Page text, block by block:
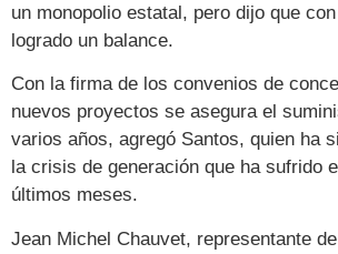
un monopolio estatal, pero dijo que
logrado un balance.
Con la firma de los convenios de
nuevos proyectos se asegura el
varios años, agregó Santos, quien ha
la crisis de generación que ha sufrido
últimos meses.
Jean Michel Chauvet, representante